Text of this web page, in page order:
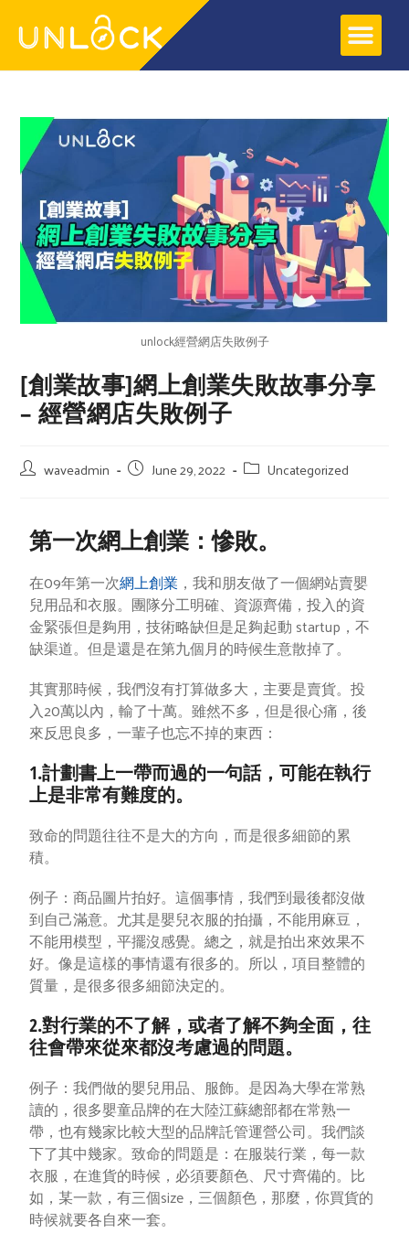
unlock經營網店失敗例子
[創業故事]網上創業失敗故事分享
– 經營網店失敗例子
waveadmin June 29, 2022 Uncategorized
第一次網上創業：慘敗。
在09年第一次網上創業 ，我和朋友做了一個網站賣嬰
兒用品和衣服。團隊分工明確、資源齊備，投入的資
金緊張但是夠用，技術略缺但是足夠起動 startup，不
缺渠道。但是還是在第九個月的時候生意散掉了。
其實那時候，我們沒有打算做多大，主要是賣貨。投
入20萬以內，輸了十萬。雖然不多，但是很心痛，後
來反思良多，一輩子也忘不掉的東西：
1.計劃書上一帶而過的一句話，可能在執行
上是非常有難度的。
致命的問題往往不是大的方向，而是很多細節的累
積。
例子：商品圖片拍好。這個事情，我們到最後都沒做
到自己滿意。尤其是嬰兒衣服的拍攝，不能用麻豆，
不能用模型，平擺沒感覺。總之，就是拍出來效果不
好。像是這樣的事情還有很多的。所以，項目整體的
質量，是很多很多細節決定的。
2.對行業的不了解，或者了解不夠全面，往
往會帶來從來都沒考慮過的問題。
例子：我們做的嬰兒用品、服飾。是因為大學在常熟
讀的，很多嬰童品牌的在大陸江蘇總部都在常熟一
帶，也有幾家比較大型的品牌託管運營公司。我們談
下了其中幾家。致命的問題是：在服裝行業，每一款
衣服，在進貨的時候，必須要顏色、尺寸齊備的。比
如，某一款，有三個size，三個顏色，那麼，你買貨的
時候就要各自來一套。